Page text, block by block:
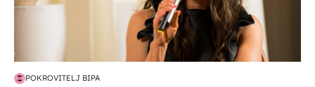
POKROVITELJ BIPA